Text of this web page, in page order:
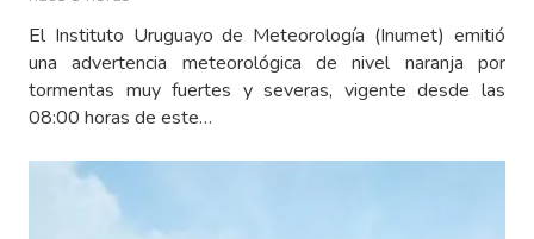
El Instituto Uruguayo de Meteorología (Inumet) emitió
una advertencia meteorológica de nivel naranja por
tormentas muy fuertes y severas, vigente desde las
08:00 horas de este…